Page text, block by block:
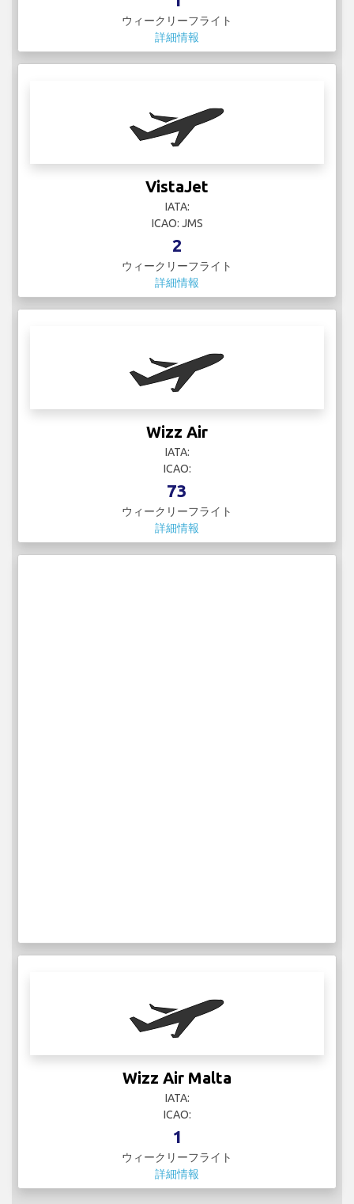
ウィークリーフライト
詳細情報
VistaJet
IATA:
ICAO: JMS
2
ウィークリーフライト
詳細情報
Wizz Air
IATA:
ICAO:
73
ウィークリーフライト
詳細情報
Wizz Air Malta
IATA:
ICAO:
1
ウィークリーフライト
詳細情報